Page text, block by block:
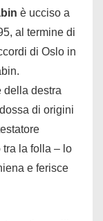
è ucciso a
al termine di
di Oslo in
della destra
di origini
tra la folla – lo
e ferisce